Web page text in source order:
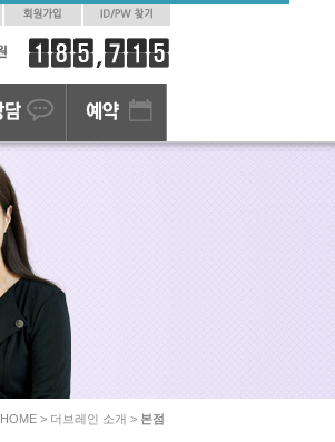
HOME > 더브레인 소개 > 본점